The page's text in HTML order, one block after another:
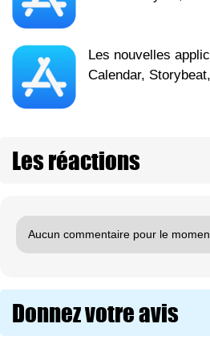
Les nouvelles
Calendar,
Les réactions
Aucun commentaire pour le
Donnez votre avis